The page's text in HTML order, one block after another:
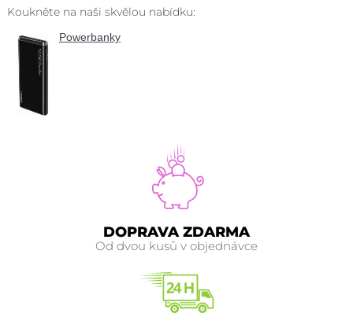
Koukněte na naši skvělou nabídku:
Powerbanky
DOPRAVA ZDARMA
Od dvou kusů v objednávce